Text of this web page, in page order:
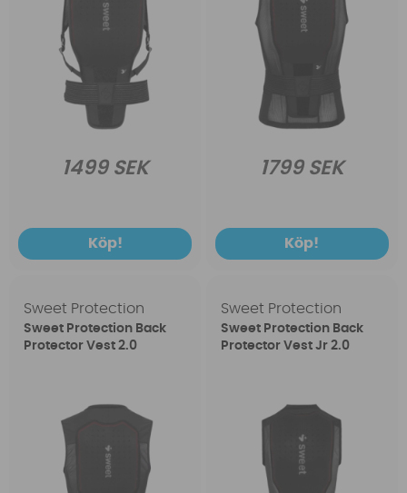
1499 SEK
Köp!
1799 SEK
Köp!
Sweet Protection
Sweet Protection Back
Protector Vest 2.0
Sweet Protection
Sweet Protection Back
Protector Vest Jr 2.0